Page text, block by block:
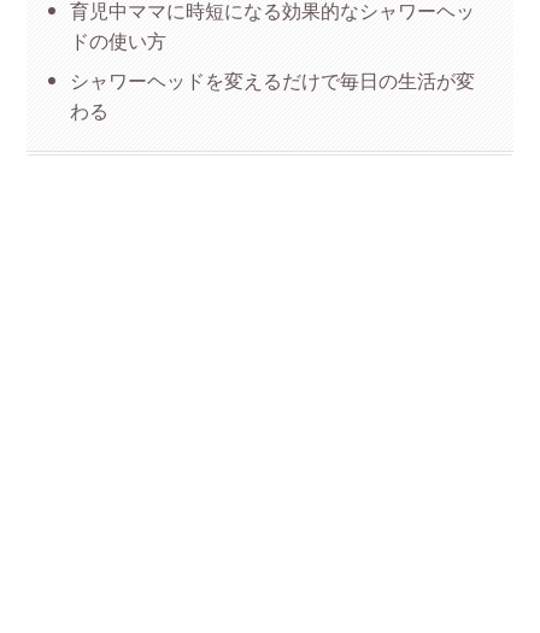
育児中ママに時短になる効果的なシャワーヘッ
ドの使い方
シャワーヘッドを変えるだけで毎日の生活が変
わる